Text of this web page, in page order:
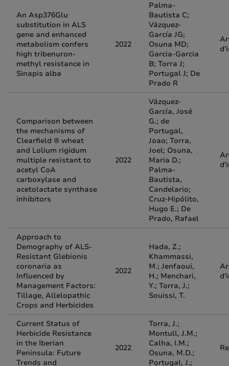
An Asp376Glu
substitution in ALS
gene and enhanced
metabolism confers
high tribenuron-
methyl resistance in
Sinapis alba
2022
Palma-
Bautista C;
Vázquez-
García JG;
Osuna MD;
Garcia-Garcia
B; Torra J;
Portugal J; De
Prado R
Comparison between
the mechanisms of
Clearfield ® wheat
and Lolium rigidum
multiple resistant to
acetyl CoA
carboxylase and
acetolactate synthase
inhibitors
2022
Vázquez-
García, José
G.; de
Portugal,
Joao; Torra,
Joel; Osuna,
Maria D.;
Palma-
Bautista,
Candelario;
Cruz-Hipólito,
Hugo E.; De
Prado, Rafael
Approach to
Demography of ALS-
Resistant Glebionis
coronaria as
Influenced by
Management Factors:
Tillage, Allelopathic
Crops and Herbicides
2022
Hada, Z.;
Khammassi,
M.; Jenfaoui,
H.; Menchari,
Y.; Torra, J.;
Souissi, T.
Current Status of
Herbicide Resistance
in the Iberian
Peninsula: Future
Trends and
2022
Torra, J.;
Montull, J.M.;
Calha, I.M.;
Osuna, M.D.;
Portugal, J.;